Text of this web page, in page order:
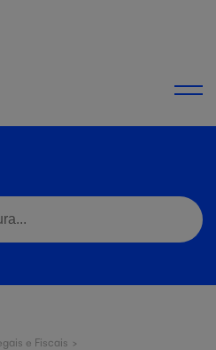
e Fiscais >